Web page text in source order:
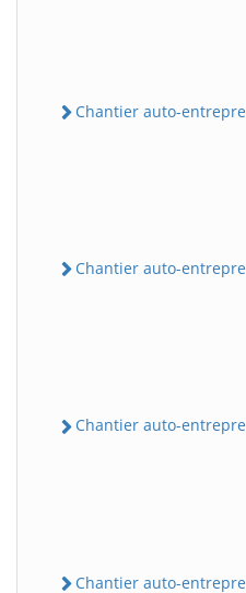
Chantier auto-
Chantier auto-
Chantier auto-
Chantier auto-